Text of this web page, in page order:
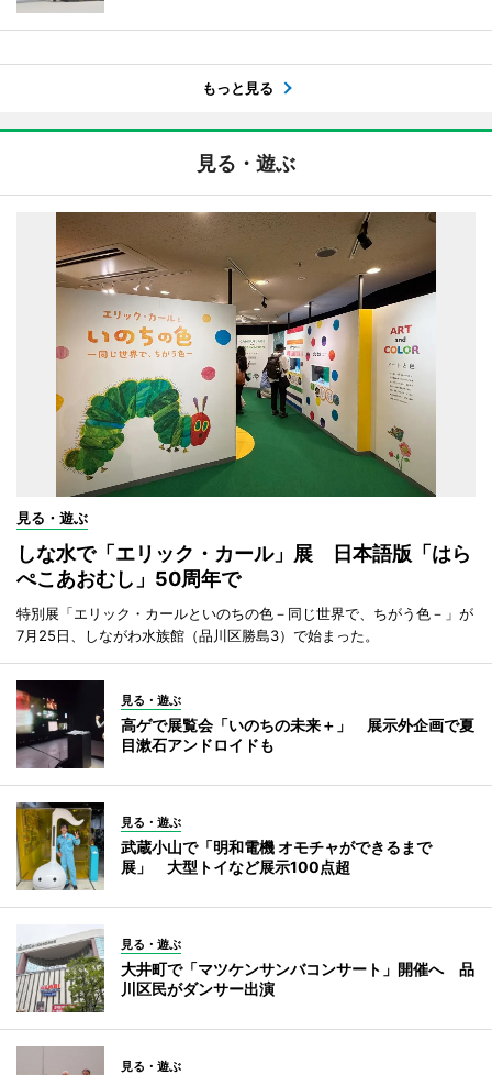
もっと見る
見る・遊ぶ
見る・遊ぶ
しな水で「エリック・カール」展 日本語版「はら
ぺこあおむし」50周年で
特別展「エリック・カールといのちの色－同じ世界で、ちがう色－」が
7月25日、しながわ水族館（品川区勝島3）で始まった。
見る・遊ぶ
高ゲで展覧会「いのちの未来＋」 展示外企画で夏
目漱石アンドロイドも
見る・遊ぶ
武蔵小山で「明和電機 オモチャができるまで
展」 大型トイなど展示100点超
見る・遊ぶ
大井町で「マツケンサンバコンサート」開催へ 品
川区民がダンサー出演
見る・遊ぶ